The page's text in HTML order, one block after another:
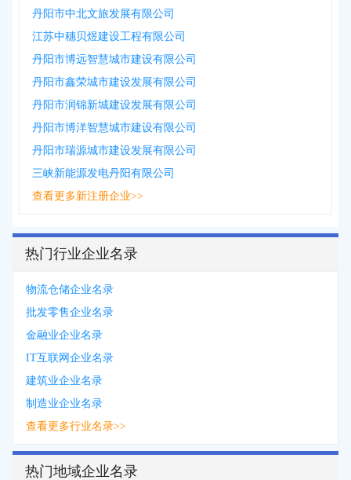
丹阳市中北文旅发展有限公司
江苏中穗贝煜建设工程有限公司
丹阳市博远智慧城市建设有限公司
丹阳市鑫荣城市建设发展有限公司
丹阳市润锦新城建设发展有限公司
丹阳市博洋智慧城市建设有限公司
丹阳市瑞源城市建设发展有限公司
三峡新能源发电丹阳有限公司
查看更多新注册企业>>
热门行业企业名录
物流仓储企业名录
批发零售企业名录
金融业企业名录
IT互联网企业名录
建筑业企业名录
制造业企业名录
查看更多行业名录>>
热门地域企业名录